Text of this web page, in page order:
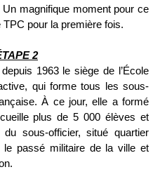
magnifique moment pour ce
pour la première fois.
2
1963 le siège de l’École
qui forme tous les sous-
À ce jour, elle a formé
plus de 5 000 élèves et
sous-officier, situé quartier
le passé militaire de la ville et